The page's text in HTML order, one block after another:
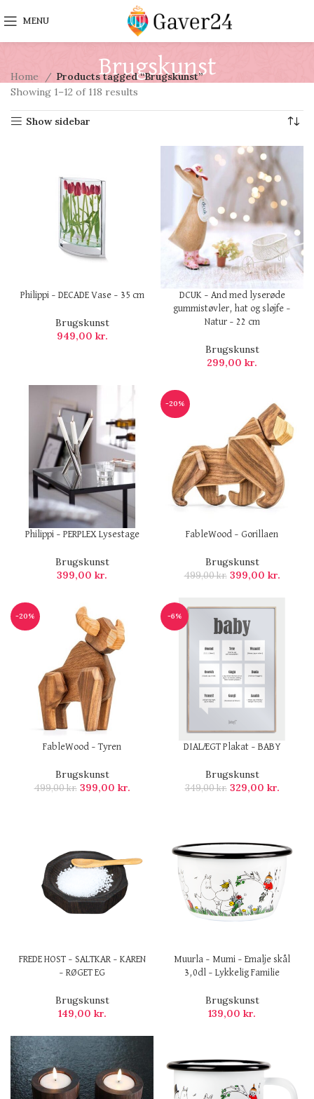
MENU
Brugskunst
Home
Products tagged “Brugskunst”
Showing 1–12 of 118 results
Show sidebar
Philippi – DECADE Vase – 35 cm
Brugskunst
949,00 kr.
DCUK – And med lyserøde
gummistøvler, hat og sløjfe –
Natur – 22 cm
Brugskunst
299,00 kr.
Philippi – PERPLEX Lysestage
Brugskunst
399,00 kr.
-20%
FableWood – Gorillaen
Brugskunst
499,00kr. 399,00 kr.
-20%
FableWood – Tyren
Brugskunst
499,00kr. 399,00 kr.
-6%
DIALÆGT Plakat – BABY
Brugskunst
349,00kr. 329,00 kr.
FREDE HOST – SALTKAR – KAREN
– RØGET EG
Brugskunst
149,00 kr.
Muurla – Mumi – Emalje skål
3,0dl – Lykkelig Familie
Brugskunst
139,00 kr.